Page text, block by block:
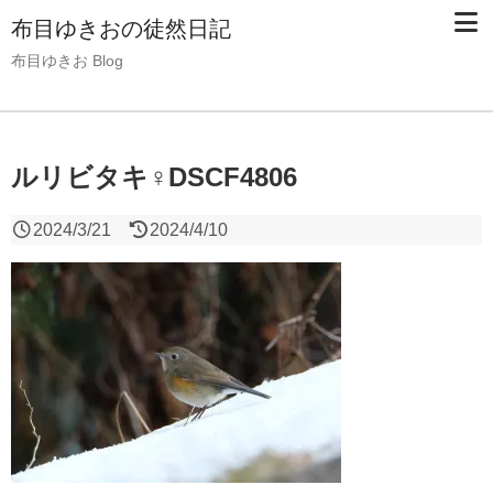
布目ゆきおの徒然日記
布目ゆきお Blog
ルリビタキ♀DSCF4806
2024/3/21 2024/4/10